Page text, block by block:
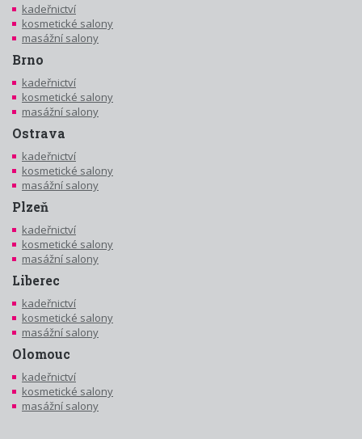
kadeřnictví
kosmetické salony
masážní salony
Brno
kadeřnictví
kosmetické salony
masážní salony
Ostrava
kadeřnictví
kosmetické salony
masážní salony
Plzeň
kadeřnictví
kosmetické salony
masážní salony
Liberec
kadeřnictví
kosmetické salony
masážní salony
Olomouc
kadeřnictví
kosmetické salony
masážní salony